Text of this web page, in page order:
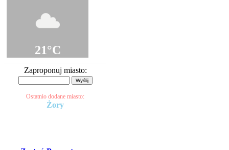
21°C
Zaproponuj miasto:
Ostatnio dodane miasto:
Żory